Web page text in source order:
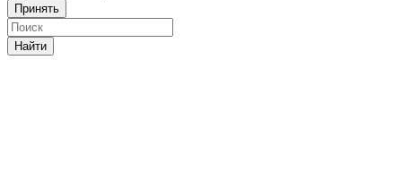
Принять
Найти